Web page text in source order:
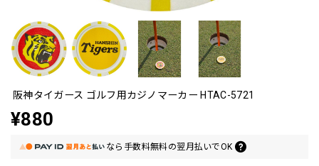
阪神タイガース ゴルフ用カジノマーカー HTAC-5721
¥880
なら 手数料無料の翌月払いでOK